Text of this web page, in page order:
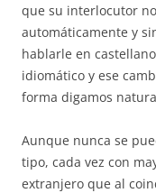
que su interlocutor
automáticamente y
hablarle en
idiomático y ese
forma digamos
Aunque nunca se
tipo, cada vez con
extranjero que al